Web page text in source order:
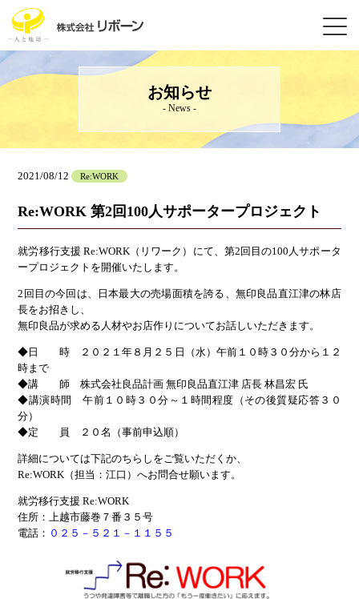
お知らせ
- News -
2021/08/12 Re:WORK
Re:WORK 第2回100人サポータープロジェクト
就労移行支援 Re:WORK（リワーク）にて、第2回目の100人サポータ
ープロジェクトを開催いたします。
2回目の今回は、日本最大の売場面積を誇る、無印良品直江津の林店
長をお招きし、
無印良品が求める人材やお店作りについてお話しいただきます。
◆日 時 ２０２１年８月２５日（水）午前１０時３０分から１２
時まで
◆講 師 株式会社良品計画 無印良品直江津 店長 林昌宏 氏
◆講演時間 午前１０時３０分～１時間程度（その後質疑応答３０
分）
◆定 員 ２０名（事前申込順）
詳細については下記のちらしをご覧いただくか、
Re:WORK（担当：江口）へお問合せ願います。
就労移行支援 Re:WORK
住所：上越市藤巻７番３５号
電話： ０２５－５２１－１１５５